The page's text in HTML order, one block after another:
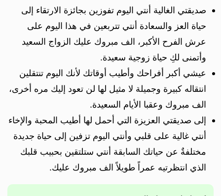
صديقتي الغالية أنتي اليوم تفوزين بجائزة الارتقاء إلى
حياة العز والسعادة أنتي تتربعين في هذا اليوم على
عرش الفرح الأكبر، الف مبروك عليك الزواج السعيد
وأتمنى لكِ حياة زوجية سعيدة.
عيشي أكبر أفراحك وأطيب أوقاتك لأنك اليوم تنتقلين
انتقاله كبيرة وجميلة لا مثيل لها لن تعود إليك مره أخرى،
الف مبروك وعقبا الأيام السعيدة.
إلى صديقتي العزيزة التي أحمل لها أطيب المحبة والإخاء
أنتي غالية على قلبي وأنتي اليوم تزفين إلى حياة جديدة
مختلفةٌ عن حياتك السابقة أنتي ستلتقين بحبيب قلبك
الذي انتظرتيه عمراً طويلاً الف مبروك عليك.